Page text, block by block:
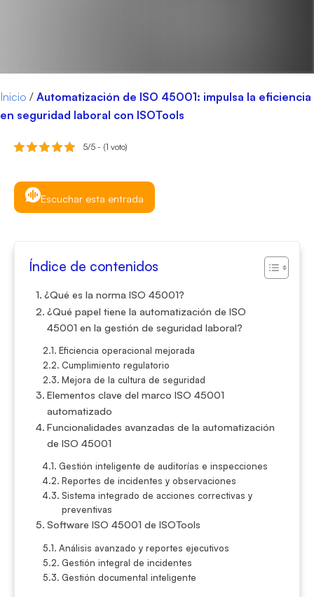
Inicio / Automatización de ISO 45001: impulsa la eficiencia
en seguridad laboral con ISOTools
5/5 - (1 voto)
Escuchar esta entrada
Índice de contenidos
¿Qué es la norma ISO 45001?
¿Qué papel tiene la automatización de ISO
45001 en la gestión de seguridad laboral?
Eficiencia operacional mejorada
Cumplimiento regulatorio
Mejora de la cultura de seguridad
Elementos clave del marco ISO 45001
automatizado
Funcionalidades avanzadas de la automatización
de ISO 45001
Gestión inteligente de auditorías e inspecciones
Reportes de incidentes y observaciones
Sistema integrado de acciones correctivas y
preventivas
Software ISO 45001 de ISOTools
Análisis avanzado y reportes ejecutivos
Gestión integral de incidentes
Gestión documental inteligente